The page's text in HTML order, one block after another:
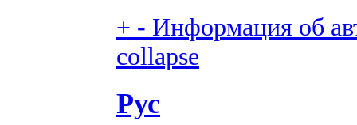
+ - Информация об
collapse
Рус